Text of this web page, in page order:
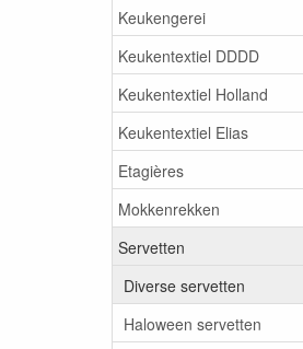
Keukengerei
Keukentextiel DDDD
Keukentextiel Holland
Keukentextiel Elias
Etagières
Mokkenrekken
Servetten
Diverse servetten
Haloween servetten